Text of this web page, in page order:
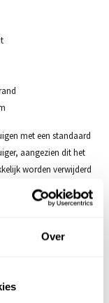
Over
met een standaard
aangezien dit het
worden verwijderd
door het kleed